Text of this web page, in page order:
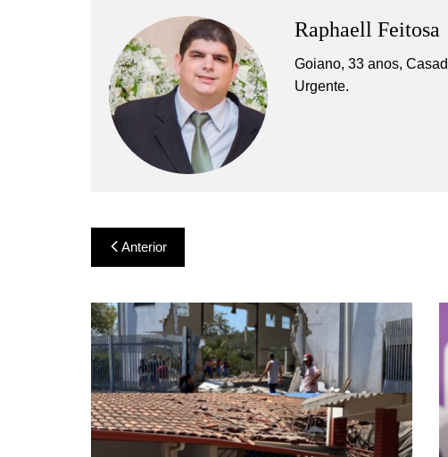
Raphaell Feitosa
Goiano, 33 anos,
Urgente.
Navegação
de
Post
Anterior